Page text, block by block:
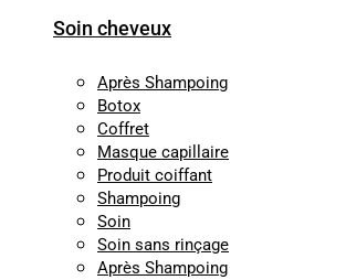
Soin cheveux
Après Shampoing
Botox
Coffret
Masque capillaire
Produit coiffant
Shampoing
Soin
Soin sans rinçage
Après Shampoing